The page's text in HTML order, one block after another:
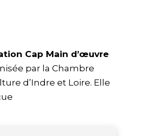
Cap Main d’œuvre
par la Chambre
d’Indre et Loire. Elle